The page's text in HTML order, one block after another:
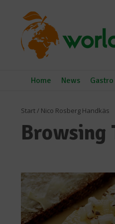
Home News
Start/ Nico Rosberg Handkäs
Browsing